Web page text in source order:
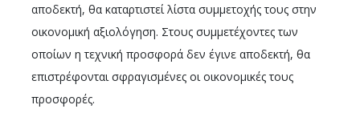
αποδεκτή, θα καταρτιστεί λίστα συμμετοχής τους στην
οικονομική αξιολόγηση. Στους συμμετέχοντες των
οποίων η τεχνική προσφορά δεν έγινε αποδεκτή, θα
επιστρέφονται σφραγισμένες οι οικονομικές τους
προσφορές.